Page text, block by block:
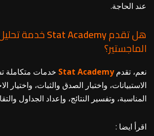
عند الحاجة.
هل تقدم StatAcademy خدمة
الماجستير؟
نعم، تقدم Stat Academy
خدمات متكاملة
الاستبيانات، واختبار الصدق والثبات، واختيار
المناسبة، وتفسير النتائج، وإعداد الجداول
اقرأ ايضا :